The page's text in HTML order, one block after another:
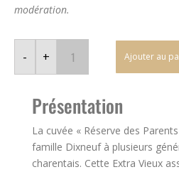
modération.
-
quantité
Cognac
Dixneuf
«
Réserve
Parents
»
Fins
Bois
+ Ajouter au
Présentation
La cuvée « Réserve des
famille Dixneuf à plusieurs
charentais. Cette Extra Vieux